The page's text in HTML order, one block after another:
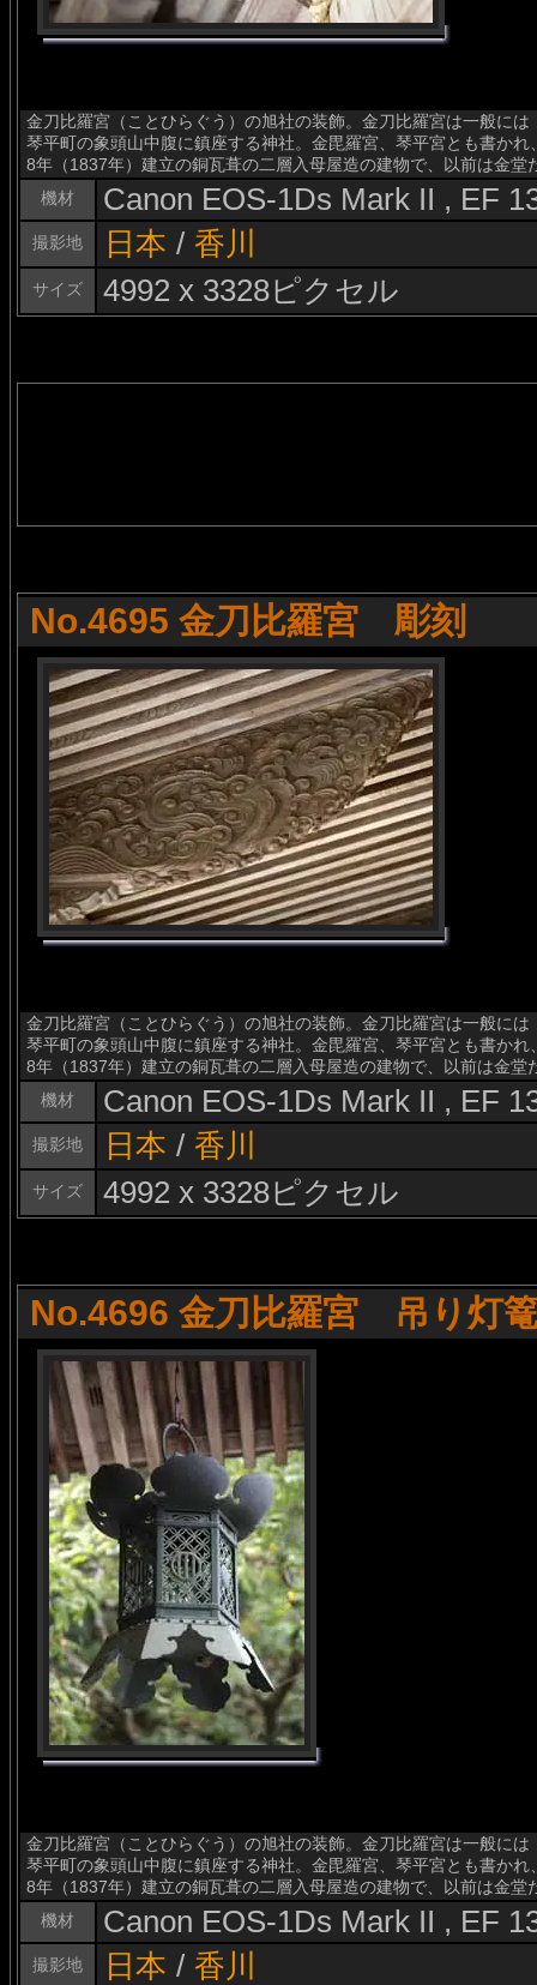
金刀比羅宮（ことひらぐう）の旭社の装飾。金刀比羅宮は一般に
琴平町の象頭山中腹に鎮座する神社。金毘羅宮、琴平宮とも書か
8年（1837年）建立の銅瓦葺の二層入母屋造の建物で、以前は金
機材
Canon EOS-1Ds Mark II , EF
撮影地 日本 / 香川
サイズ 4992 x 3328ピクセル
No.4695 金刀比羅宮 彫刻
金刀比羅宮（ことひらぐう）の旭社の装飾。金刀比羅宮は一般に
琴平町の象頭山中腹に鎮座する神社。金毘羅宮、琴平宮とも書か
8年（1837年）建立の銅瓦葺の二層入母屋造の建物で、以前は金
機材
Canon EOS-1Ds Mark II , EF
撮影地 日本 / 香川
サイズ 4992 x 3328ピクセル
No.4696 金刀比羅宮 吊り灯
金刀比羅宮（ことひらぐう）の旭社の装飾。金刀比羅宮は一般に
琴平町の象頭山中腹に鎮座する神社。金毘羅宮、琴平宮とも書か
8年（1837年）建立の銅瓦葺の二層入母屋造の建物で、以前は金
機材
Canon EOS-1Ds Mark II , EF
撮影地 日本 / 香川